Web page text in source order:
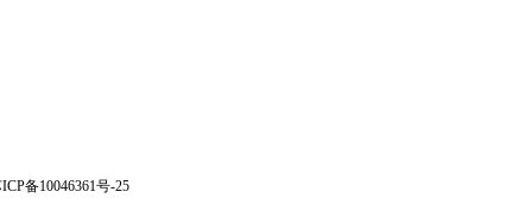
备10046361号-25